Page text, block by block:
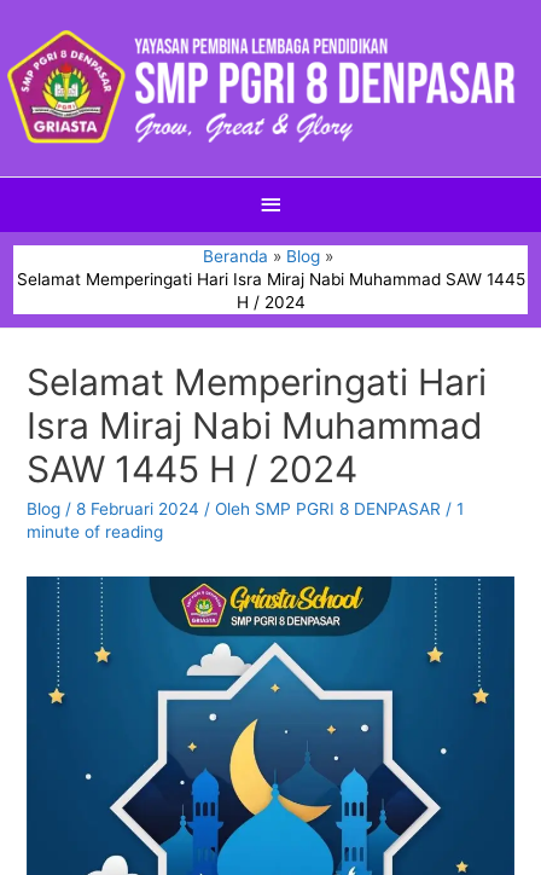
Beranda
Blog
Selamat Memperingati Hari Isra Miraj Nabi Muhammad SAW 1445
H / 2024
Selamat Memperingati Hari
Isra Miraj Nabi Muhammad
SAW 1445 H / 2024
Blog / 8 Februari 2024 / Oleh SMP PGRI 8 DENPASAR / 1
minute of reading